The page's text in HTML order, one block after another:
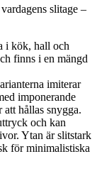
slitage –
i kök, hall och
finns i en mängd
imiterar
imponerande
hållas snygga.
och kan
Ytan är slitstark
för minimalistiska